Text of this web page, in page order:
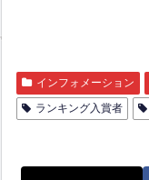
インフォメーション
ランキング入賞者